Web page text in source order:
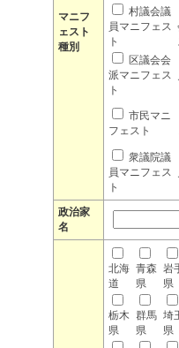
マニフ
ェスト
種別
村議会議
員マニフェス
ト
区議会会
派マニフェス
ト
市民マニ
フェスト
衆議院議
員マニフェス
ト
政治家
名
北海
道
青森
県
岩
県
栃木
県
群馬
県
埼
県